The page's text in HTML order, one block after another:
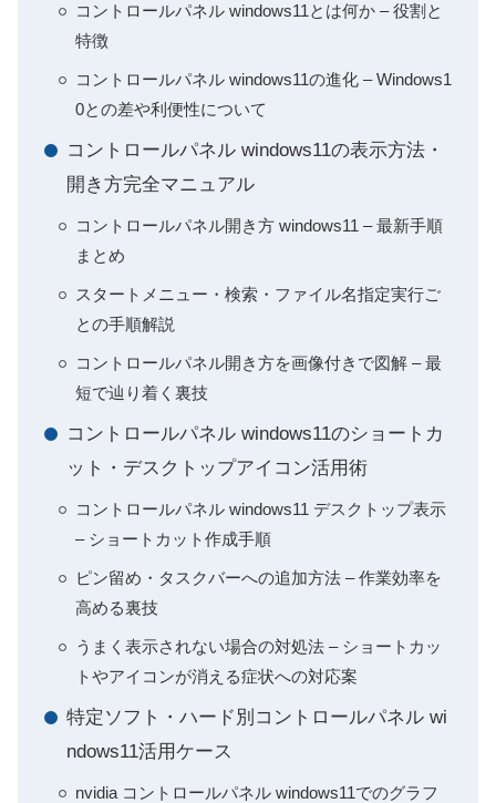
コントロールパネル windows11とは何か – 役割と
特徴
コントロールパネル windows11の進化 – Windows1
0との差や利便性について
コントロールパネル windows11の表示方法・
開き方完全マニュアル
コントロールパネル開き方 windows11 – 最新手順
まとめ
スタートメニュー・検索・ファイル名指定実行ご
との手順解説
コントロールパネル開き方を画像付きで図解 – 最
短で辿り着く裏技
コントロールパネル windows11のショートカ
ット・デスクトップアイコン活用術
コントロールパネル windows11 デスクトップ表示
– ショートカット作成手順
ピン留め・タスクバーへの追加方法 – 作業効率を
高める裏技
うまく表示されない場合の対処法 – ショートカッ
トやアイコンが消える症状への対応案
特定ソフト・ハード別コントロールパネル wi
ndows11活用ケース
nvidia コントロールパネル windows11でのグラフ